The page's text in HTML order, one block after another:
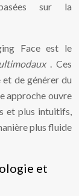
sur la
Face est le
. Ces
et de générer du
approche ouvre
et plus intuitifs,
plus fluide
et